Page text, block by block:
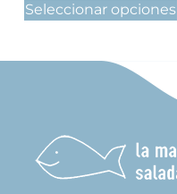
Seleccionar opciones